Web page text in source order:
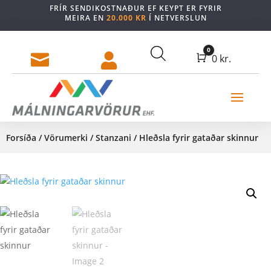
FRÍR SENDIKOSTNAÐUR EF KEYPT ER FYRIR
MEIRA EN 20.000 KR Í NETVERSLUN
  Cart
0
0 kr.
Forsíða /Vörumerki /Stanzani / Hleðsla fyrir gataðar skinnur